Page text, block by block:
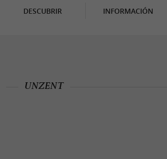
DESCUBRIR INFORMACIÓN
UNZENT